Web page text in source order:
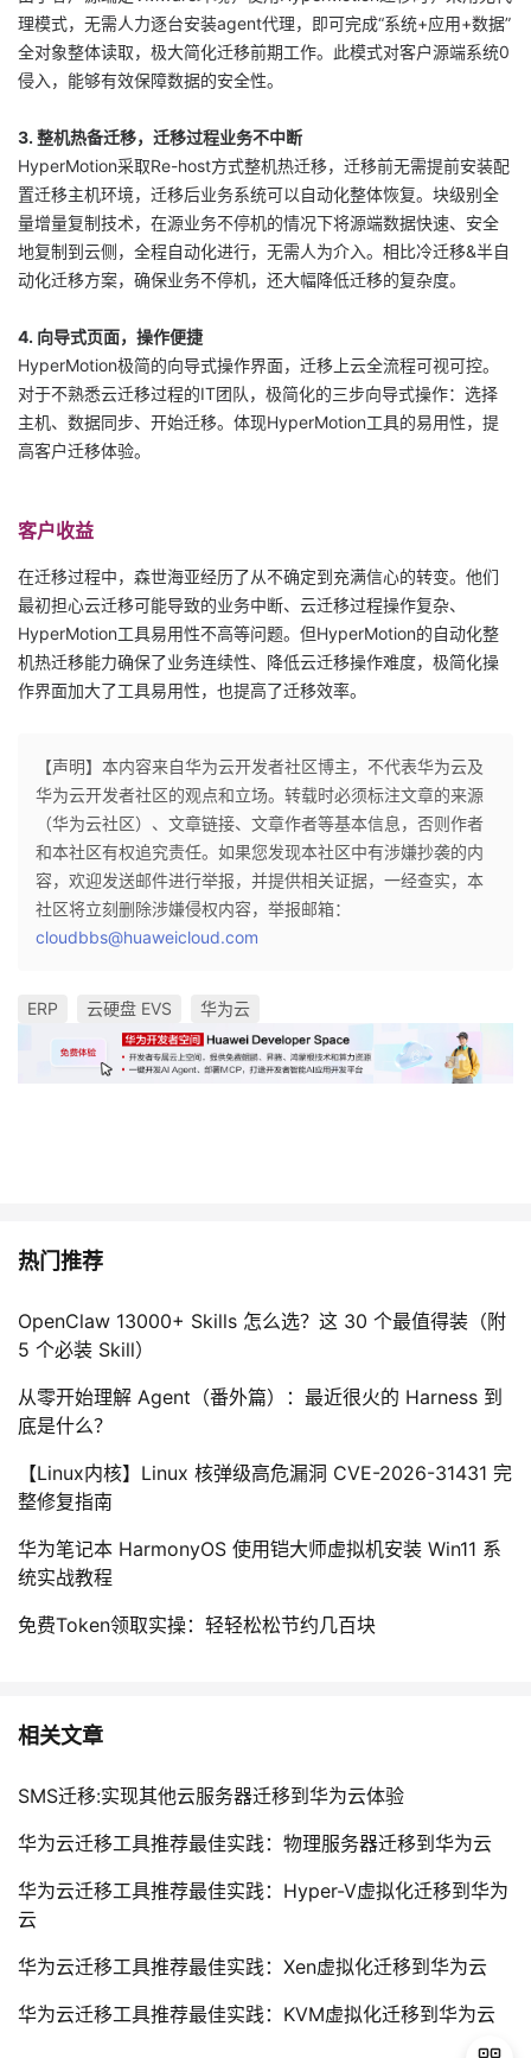
藏
理模式，无需人力逐台安装agent代理，即可完成“系统+应用+数据”
全对象整体读取，极大简化迁移前期工作。此模式对客户源端系统0
侵入，能够有效保障数据的安全性。
3. 整机热备迁移，迁移过程业务不中断
HyperMotion采取Re-host方式整机热迁移，迁移前无需提前安装配
置迁移主机环境，迁移后业务系统可以自动化整体恢复。块级别全
量增量复制技术，在源业务不停机的情况下将源端数据快速、安全
地复制到云侧，全程自动化进行，无需人为介入。相比冷迁移&半自
动化迁移方案，确保业务不停机，还大幅降低迁移的复杂度。
4. 向导式页面，操作便捷
HyperMotion极简的向导式操作界面，迁移上云全流程可视可控。
对于不熟悉云迁移过程的IT团队，极简化的三步向导式操作：选择
主机、数据同步、开始迁移。体现HyperMotion工具的易用性，提
高客户迁移体验。
客户收益
在迁移过程中，森世海亚经历了从不确定到充满信心的转变。他们
最初担心云迁移可能导致的业务中断、云迁移过程操作复杂、
HyperMotion工具易用性不高等问题。但HyperMotion的自动化整
机热迁移能力确保了业务连续性、降低云迁移操作难度，极简化操
作界面加大了工具易用性，也提高了迁移效率。
【声明】本内容来自华为云开发者社区博主，不代表华为云及
华为云开发者社区的观点和立场。转载时必须标注文章的来源
（华为云社区）、文章链接、文章作者等基本信息，否则作者
和本社区有权追究责任。如果您发现本社区中有涉嫌抄袭的内
容，欢迎发送邮件进行举报，并提供相关证据，一经查实，本
社区将立刻删除涉嫌侵权内容，举报邮箱：
cloudbbs@huaweicloud.com
ERP 云硬盘 EVS 华为云
热门推荐
OpenClaw 13000+ Skills 怎么选？这 30 个最值得装（附
5 个必装 Skill）
从零开始理解 Agent（番外篇）：最近很火的 Harness 到
底是什么？
【Linux内核】Linux 核弹级高危漏洞 CVE-2026-31431 完
整修复指南
华为笔记本 HarmonyOS 使用铠大师虚拟机安装 Win11 系
统实战教程
免费Token领取实操：轻轻松松节约几百块
相关文章
SMS迁移:实现其他云服务器迁移到华为云体验
华为云迁移工具推荐最佳实践：物理服务器迁移到华为云
华为云迁移工具推荐最佳实践：Hyper-V虚拟化迁移到华为
云
华为云迁移工具推荐最佳实践：Xen虚拟化迁移到华为云
华为云迁移工具推荐最佳实践：KVM虚拟化迁移到华为云